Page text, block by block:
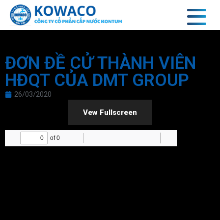
ĐƠN ĐỀ CỬ THÀNH VIÊN
HĐQT CỦA DMT GROUP
26/03/2020
Vew Fullscreen